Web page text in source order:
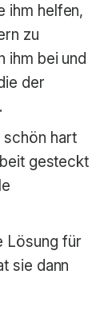
ihm helfen,
zu
ihm bei und
der
schön hart
gesteckt
Lösung für
sie dann